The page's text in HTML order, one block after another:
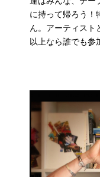
に持って帰ろう！
ん。アーティスト
以上なら誰でも参